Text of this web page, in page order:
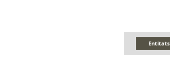
Entitats